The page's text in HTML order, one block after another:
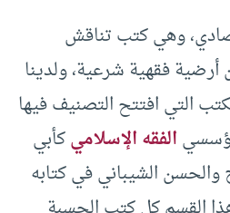
وهي كتب تناقش
فقهية شرعية، ولدينا
التي افتتح التصنيف فيها
الفقه الإسلاميكأبي
الشيباني في كتابه